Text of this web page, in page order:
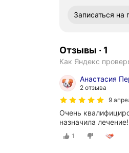
Записаться на
Отзывы · 1
Как Яндекс
Анастасия
2 отзыва
9
Очень
назначила
1